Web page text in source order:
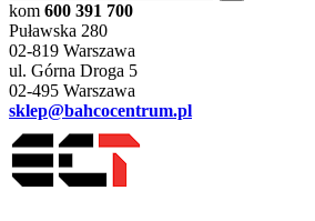
kom 600 391 700
Puławska 280
02-819 Warszawa
ul. Górna Droga 5
02-495 Warszawa
sklep@bahcocentrum.pl